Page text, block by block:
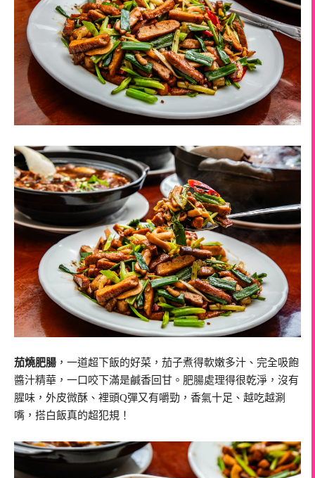
茄燒肥腸 ，一道超下飯的好菜，茄子煮得軟嫩多汁、完全吸飽
醬汁精華，一口咬下滿是鹹香回甘。肥腸處理得很乾淨，沒有
腥味，外皮微酥、裡頭Q彈又有嚼勁，香氣十足、越吃越涮
嘴，搭白飯真的超犯規！